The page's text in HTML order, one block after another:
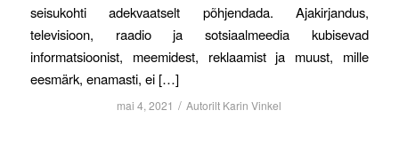
seisukohti adekvaatselt põhjendada. Ajakirjandus,
televisioon, raadio ja sotsiaalmeedia kubisevad
informatsioonist, meemidest, reklaamist ja muust, mille
eesmärk, enamasti, ei […]
mai 4, 2021 / Autorilt Karin Vinkel